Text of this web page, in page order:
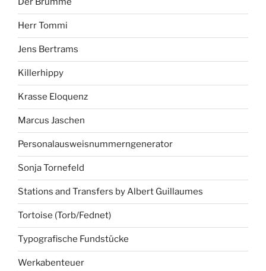
Herr Tommi
Jens Bertrams
Killerhippy
Krasse Eloquenz
Marcus Jaschen
Personalausweisnummerngenerator
Sonja Tornefeld
Stations and Transfers by Albert Guillaumes
Tortoise (Torb/Fednet)
Typografische Fundstücke
Werkabenteuer